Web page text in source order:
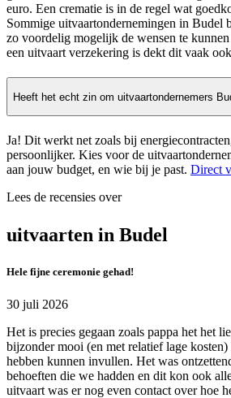
euro. Een crematie is in de regel wat
Sommige uitvaartondernemingen in Budel
zo voordelig mogelijk de wensen te
een uitvaart verzekering is dekt dit vaak
Heeft het echt zin om uitvaartondernemers
Ja! Dit werkt net zoals bij
persoonlijker. Kies voor de
aan jouw budget, en wie bij je past. Direct
Lees de recensies over
uitvaarten in Budel
Hele fijne ceremonie gehad!
30 juli 2026
Het is precies gegaan zoals pappa het het
bijzonder mooi (en met relatief lage
hebben kunnen invullen. Het was
behoeften die we hadden en dit kon ook
uitvaart was er nog even contact over hoe